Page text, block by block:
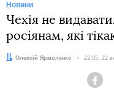
Новини
Чехія не
росіянам, які
Автор:
Олексій Ярмоленко Дата:
22:05, 22